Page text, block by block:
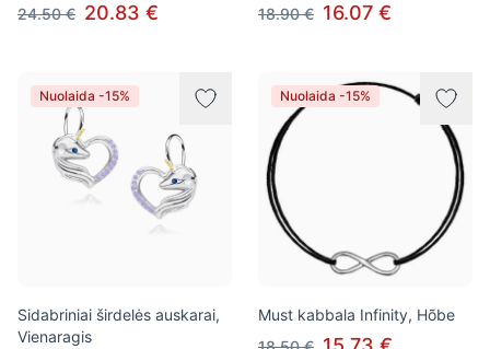
24.50 € 20.83 €
18.90 € 16.07 €
Nuolaida -15%
Sidabriniai širdelės auskarai,
Vienaragis
Nuolaida -15%
Must kabbala Infinity, Hõbe